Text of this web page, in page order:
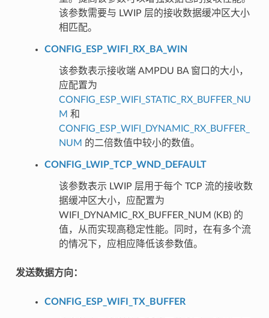
该参数需要与 LWIP 层的接收数据缓冲区大小
相匹配。
CONFIG_ESP_WIFI_RX_BA_WIN
该参数表示接收端 AMPDU BA 窗口的大小，
应配置为
CONFIG_ESP_WIFI_STATIC_RX_BUFFER_NU
M 和
CONFIG_ESP_WIFI_DYNAMIC_RX_BUFFER_
NUM 的二倍数值中较小的数值。
CONFIG_LWIP_TCP_WND_DEFAULT
该参数表示 LWIP 层用于每个 TCP 流的接收数
据缓冲区大小，应配置为
WIFI_DYNAMIC_RX_BUFFER_NUM (KB) 的
值，从而实现高稳定性能。同时，在有多个流
的情况下，应相应降低该参数值。
发送数据方向：
CONFIG_ESP_WIFI_TX_BUFFER